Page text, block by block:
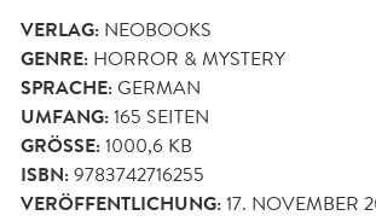
VERLAG: NEOBOOKS
GENRE: HORROR & MYSTERY
SPRACHE:GERMAN
UMFANG:165 SEITEN
GRÖSSE: 1000,6 KB
ISBN:9783742716255
VERÖFFENTLICHUNG:17. NOVEMBER